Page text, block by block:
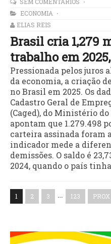
SEM COMENTÁRIOS
ECONOMIA
ELIAS REIS
Brasil cria 1,279
trabalho em
Pressionada pelos juros
da economia, a criação
no Brasil em 2025. Os
Cadastro Geral de
(Caged), do Ministério
apontam que 1.279.498
carteira assinada foram
indicador mede a
demissões. O saldo é
2024, quando o país
1 2 3 … 123 PROX